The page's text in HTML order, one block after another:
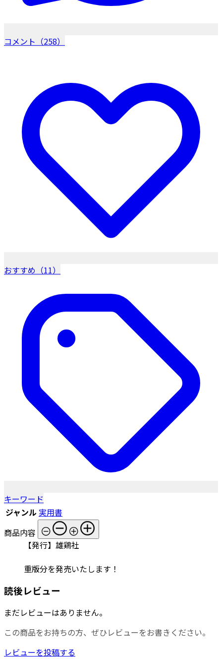
コメント（258）
おすすめ（11）
キーワード
ジャンル 実用書
商品内容
【発行】雄鶏社
重版分を発売いたします！
読後レビュー
まだレビューはありません。
この商品をお持ちの方、ぜひレビューをお書きください。
レビューを投稿する